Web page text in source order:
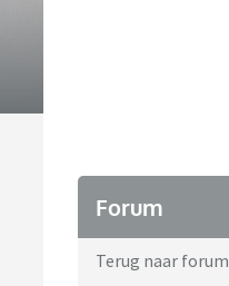
Forum
Terug naar forum